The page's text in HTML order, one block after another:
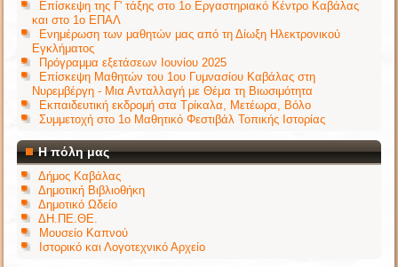
Επίσκεψη της Γ' τάξης στο 1ο Εργαστηριακό Κέντρο Καβάλας
και στο 1ο ΕΠΑΛ
Ενημέρωση των μαθητών μας από τη Δίωξη Ηλεκτρονικού
Εγκλήματος
Πρόγραμμα εξετάσεων Ιουνίου 2025
Επίσκεψη Μαθητών του 1ου Γυμνασίου Καβάλας στη
Νυρεμβέργη - Μια Ανταλλαγή με Θέμα τη Βιωσιμότητα
Εκπαιδευτική εκδρομή στα Τρίκαλα, Μετέωρα, Βόλο
Συμμετοχή στο 1ο Μαθητικό Φεστιβάλ Τοπικής Ιστορίας
Η πόλη μας
Δήμος Καβάλας
Δημοτική Βιβλιοθήκη
Δημοτικό Ωδείο
ΔΗ.ΠΕ.ΘΕ.
Μουσείο Καπνού
Ιστορικό και Λογοτεχνικό Αρχείο